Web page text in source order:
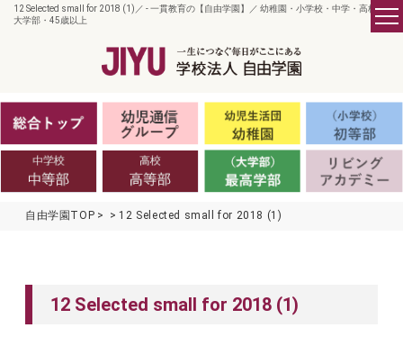
12 Selected small for 2018 (1)／ - 一貫教育の【自由学園】／ 幼稚園・小学校・中学・高校・
大学部・45歳以上
自由学園TOP 12 Selected small for 2018 (1)
12 Selected small for 2018 (1)